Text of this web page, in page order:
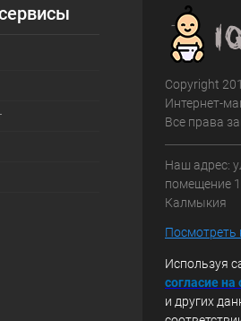
Copyright
Интернет-
Все права
Наш адрес:
помещение
Калмыкия
Посмотреть
Используя
согласие на
и других